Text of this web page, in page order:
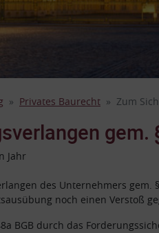
Privates Baurecht Zum
gem.
Jahr
des Unternehmers
noch einen Verstoß
BGB durch das